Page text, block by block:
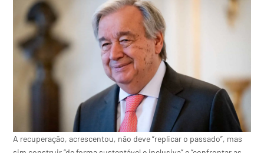
A recuperação, acrescentou, não deve “replicar o passado”, mas